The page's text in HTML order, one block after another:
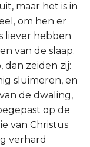
maar het is in
om hen er
liever hebben
van de slaap.
dan zeiden zij:
sluimeren, en
de dwaling,
op de
van Christus
verhard